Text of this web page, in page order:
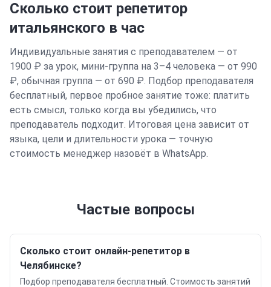
Сколько стоит репетитор
итальянского в час
Индивидуальные занятия с преподавателем — от
1900 ₽ за урок, мини-группа на 3–4 человека — от 990
₽, обычная группа — от 690 ₽. Подбор преподавателя
бесплатный, первое пробное занятие тоже: платить
есть смысл, только когда вы убедились, что
преподаватель подходит. Итоговая цена зависит от
языка, цели и длительности урока — точную
стоимость менеджер назовёт в WhatsApp.
Частые вопросы
Сколько стоит онлайн-репетитор в
Челябинске?
Подбор преподавателя бесплатный. Стоимость занятий